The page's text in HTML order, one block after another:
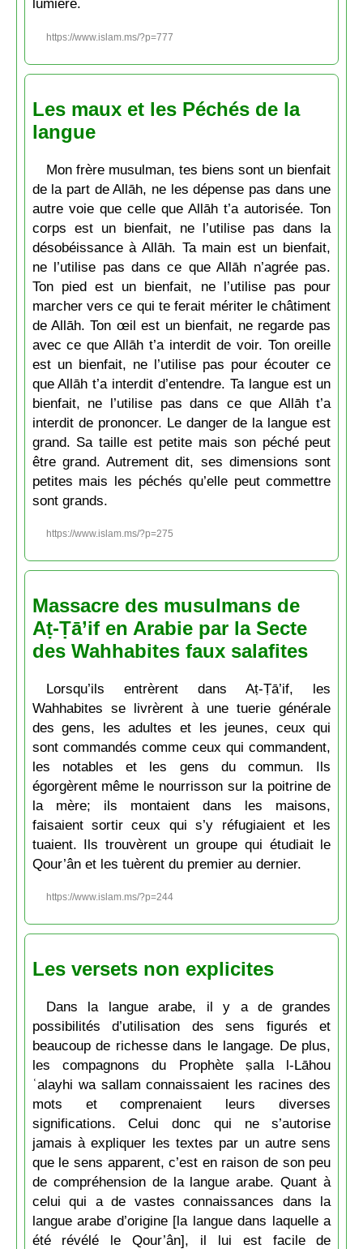
lumière.
https://www.islam.ms/?p=777
Les maux et les Péchés de la
langue
Mon frère musulman, tes biens sont un bienfait
de la part de Allāh, ne les dépense pas dans une
autre voie que celle que Allāh t’a autorisée. Ton
corps est un bienfait, ne l’utilise pas dans la
désobéissance à Allāh. Ta main est un bienfait,
ne l’utilise pas dans ce que Allāh n’agrée pas.
Ton pied est un bienfait, ne l’utilise pas pour
marcher vers ce qui te ferait mériter le châtiment
de Allāh. Ton œil est un bienfait, ne regarde pas
avec ce que Allāh t’a interdit de voir. Ton oreille
est un bienfait, ne l’utilise pas pour écouter ce
que Allāh t’a interdit d’entendre. Ta langue est un
bienfait, ne l’utilise pas dans ce que Allāh t’a
interdit de prononcer. Le danger de la langue est
grand. Sa taille est petite mais son péché peut
être grand. Autrement dit, ses dimensions sont
petites mais les péchés qu’elle peut commettre
sont grands.
https://www.islam.ms/?p=275
Massacre des musulmans de
Aṭ-Ṭā’if en Arabie par la Secte
des Wahhabites faux salafites
Lorsqu’ils entrèrent dans Aṭ-Ṭā’if, les
Wahhabites se livrèrent à une tuerie générale
des gens, les adultes et les jeunes, ceux qui
sont commandés comme ceux qui commandent,
les notables et les gens du commun. Ils
égorgèrent même le nourrisson sur la poitrine de
la mère; ils montaient dans les maisons,
faisaient sortir ceux qui s’y réfugiaient et les
tuaient. Ils trouvèrent un groupe qui étudiait le
Qour’ân et les tuèrent du premier au dernier.
https://www.islam.ms/?p=244
Les versets non explicites
Dans la langue arabe, il y a de grandes
possibilités d’utilisation des sens figurés et
beaucoup de richesse dans le langage. De plus,
les compagnons du Prophète ṣalla l-Lāhou
ʿalayhi wa sallam connaissaient les racines des
mots et comprenaient leurs diverses
significations. Celui donc qui ne s’autorise
jamais à expliquer les textes par un autre sens
que le sens apparent, c’est en raison de son peu
de compréhension de la langue arabe. Quant à
celui qui a de vastes connaissances dans la
langue arabe d’origine [la langue dans laquelle a
été révélé le Qour’ân], il lui est facile de